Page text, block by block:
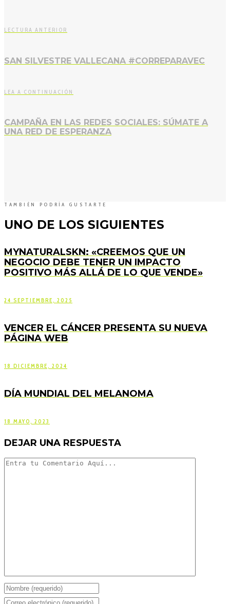
LECTURA ANTERIOR
SAN SILVESTRE VALLECANA #CORREPARAVEC
LEA A CONTINUACIÓN
CAMPAÑA EN LAS REDES SOCIALES: SÚMATE A
UNA RED DE ESPERANZA
TAMBIÉN PODRÍA GUSTARTE
UNO DE LOS SIGUIENTES
MYNATURALSKN: «CREEMOS QUE UN
NEGOCIO DEBE TENER UN IMPACTO
POSITIVO MÁS ALLÁ DE LO QUE VENDE»
24 SEPTIEMBRE, 2025
VENCER EL CÁNCER PRESENTA SU NUEVA
PÁGINA WEB
18 DICIEMBRE, 2024
DÍA MUNDIAL DEL MELANOMA
18 MAYO, 2023
DEJAR UNA RESPUESTA